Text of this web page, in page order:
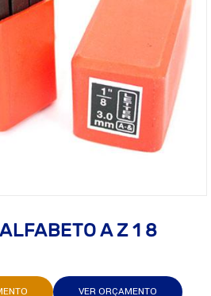
A Z 1 8
VER ORÇAMENTO